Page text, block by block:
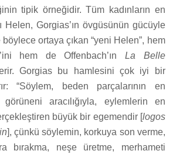
tipik örneğidir. Tüm kadınların en
Helen, Gorgias’ın övgüsünün gücüyle
ortaya çıkan “yeni Helen”, hem
hem de Offenbach’ınLa Belle
Gorgias bu hamlesini çok iyi bir
“Söylem, beden parçalarının en
aracılığıyla, eylemlerin en
büyük bir egemendir [logos
], çünkü söylemin, korkuya son verme,
bırakma, neşe üretme, merhameti